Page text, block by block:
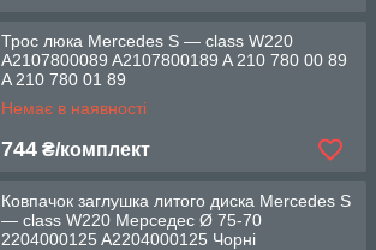
Трос люка Mercedes S — class W220
A2107800089 A2107800189 A 210 780 00 89
A 210 780 01 89
Немає в наявності
744 ₴/комплект
Ковпачок заглушка литого диска Mercedes S
— class W220 Мерседес Ø 75-70
2204000125 A2204000125 Чорні